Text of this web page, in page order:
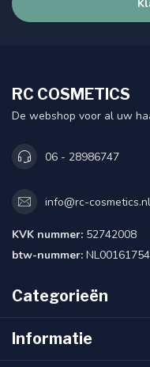
RC COSMETICS
De webshop voor al uw
06 - 28986747
info@rc-cosmetics.nl
KVK nummer: 52742008
btw-nummer:
Categorieën
Informatie